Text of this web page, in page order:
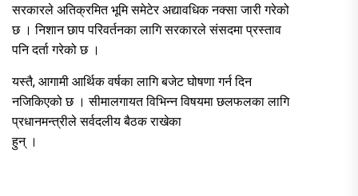
सरकारले अतिक्रमित भूमि समेटेर अद्यावधिक नक्सा जारी गरेको
छ । निशान छाप परिवर्तनका लागि सरकारले संसदमा प्रस्ताव
पनि दर्ता गरेको छ ।
यस्तै, आगामी आर्थिक वर्षका लागि बजेट घोषणा गर्न दिन
नजिकिएको छ । सीमालगायत विभिन्न विषयमा छलफलका लागि
प्रधानमन्त्रीले सर्वदलीय बैठक राखेका
हुन् ।